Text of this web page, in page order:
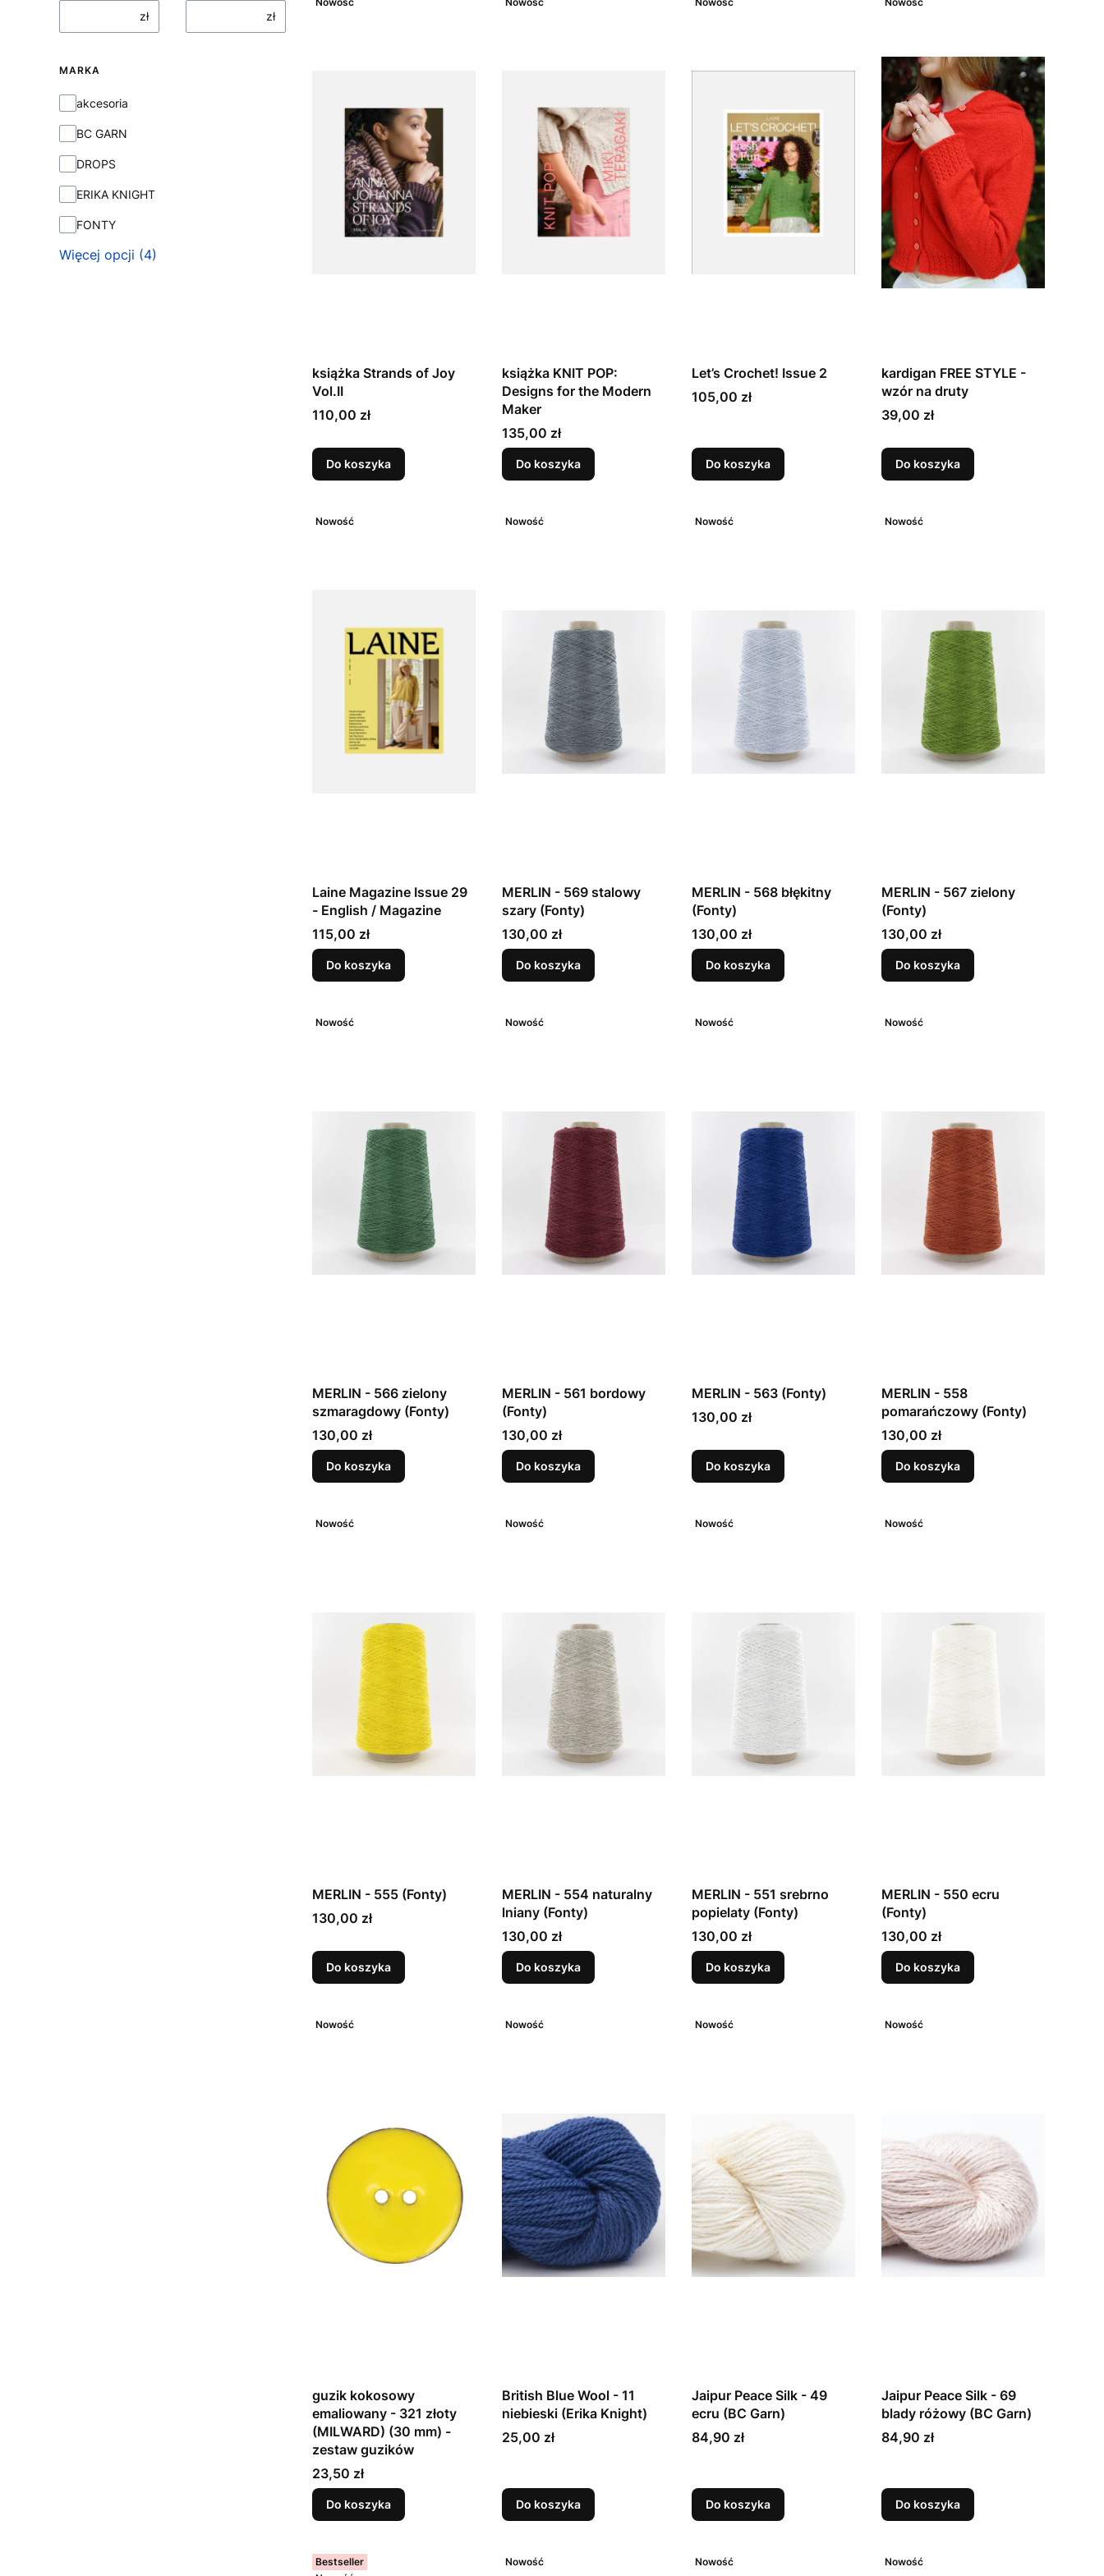
zł
zł
MARKA
Marka
akcesoria
BC GARN
DROPS
ERIKA KNIGHT
FONTY
Więcej opcji (4)
książka Strands of Joy
Vol.II
Cena
110,00 zł
Do koszyka
książka KNIT POP:
Designs for the Modern
Maker
Cena
135,00 zł
Do koszyka
Let’s Crochet! Issue 2
Cena
105,00 zł
Do koszyka
kardigan FREE STYLE -
wzór na druty
Cena
39,00 zł
Do koszyka
Nowość
Laine Magazine Issue 29
- English / Magazine
Cena
115,00 zł
Do koszyka
Nowość
MERLIN - 569 stalowy
szary (Fonty)
Cena
130,00 zł
Do koszyka
Nowość
MERLIN - 568 błękitny
(Fonty)
Cena
130,00 zł
Do koszyka
Nowość
MERLIN - 567 zielony
(Fonty)
Cena
130,00 zł
Do koszyka
Nowość
MERLIN - 566 zielony
szmaragdowy (Fonty)
Cena
130,00 zł
Do koszyka
Nowość
MERLIN - 561 bordowy
(Fonty)
Cena
130,00 zł
Do koszyka
Nowość
MERLIN - 563 (Fonty)
Cena
130,00 zł
Do koszyka
Nowość
MERLIN - 558
pomarańczowy (Fonty)
Cena
130,00 zł
Do koszyka
Nowość
MERLIN - 555 (Fonty)
Cena
130,00 zł
Do koszyka
Nowość
MERLIN - 554 naturalny
lniany (Fonty)
Cena
130,00 zł
Do koszyka
Nowość
MERLIN - 551 srebrno
popielaty (Fonty)
Cena
130,00 zł
Do koszyka
Nowość
MERLIN - 550 ecru
(Fonty)
Cena
130,00 zł
Do koszyka
Nowość
guzik kokosowy
emaliowany - 321 złoty
(MILWARD) (30 mm) -
zestaw guzików
Cena
23,50 zł
Do koszyka
Nowość
British Blue Wool - 11
niebieski (Erika Knight)
Cena
25,00 zł
Do koszyka
Nowość
Jaipur Peace Silk - 49
ecru (BC Garn)
Cena
84,90 zł
Do koszyka
Nowość
Jaipur Peace Silk - 69
blady różowy (BC Garn)
Cena
84,90 zł
Do koszyka
Bestseller
Nowość Nowość Nowość